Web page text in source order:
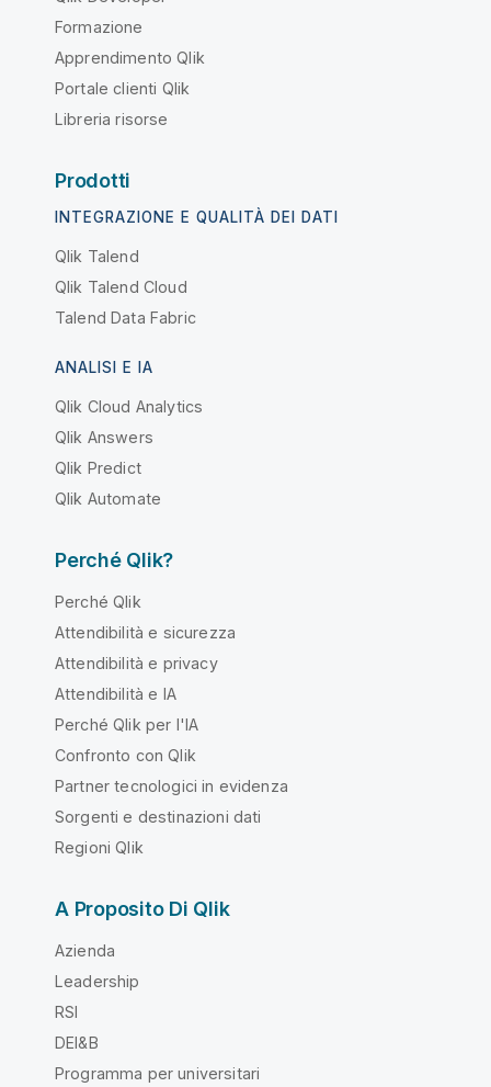
Formazione
Apprendimento Qlik
Portale clienti Qlik
Libreria risorse
Prodotti
INTEGRAZIONE E QUALITÀ DEI DATI
Qlik Talend
Qlik Talend Cloud
Talend Data Fabric
ANALISI E IA
Qlik Cloud Analytics
Qlik Answers
Qlik Predict
Qlik Automate
Perché Qlik?
Perché Qlik
Attendibilità e sicurezza
Attendibilità e privacy
Attendibilità e IA
Perché Qlik per l'IA
Confronto con Qlik
Partner tecnologici in evidenza
Sorgenti e destinazioni dati
Regioni Qlik
A Proposito Di Qlik
Azienda
Leadership
RSI
DEI&B
Programma per universitari